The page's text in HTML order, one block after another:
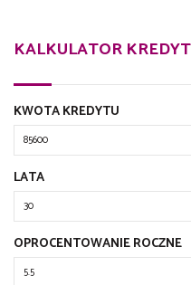
KALKULATOR
KWOTA KREDYTU
LATA
OPROCENTOWANIE ROCZNE